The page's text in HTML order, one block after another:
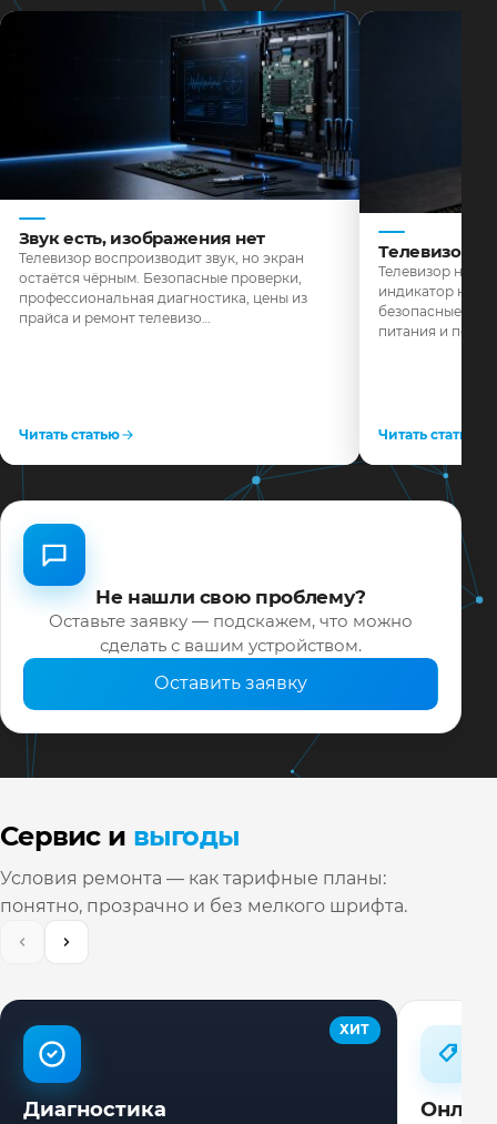
Звук есть, изображения нет
Телевизор воспроизводит звук, но экран
остаётся чёрным. Безопасные проверки,
профессиональная диагностика, цены из
прайса и ремонт телевизо…
Читать статью
Телевизор
Телевизор не
индикатор не
безопасные
питания и
Читать статью
Не нашли свою проблему?
Оставьте заявку — подскажем, что можно
сделать с вашим устройством.
Оставить заявку
Сервис и выгоды
Условия ремонта — как тарифные планы:
понятно, прозрачно и без мелкого шрифта.
ХИТ
Диагностика